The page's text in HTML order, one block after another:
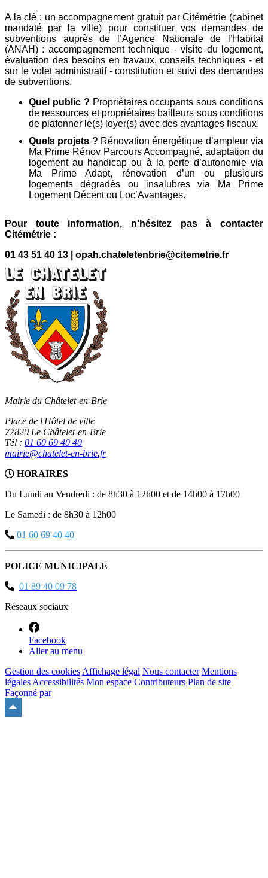
A la clé : un accompagnement gratuit par Citémétrie (cabinet
mandaté par la ville) pour constituer vos demandes de
subventions auprès de l’Agence Nationale de l’Habitat
(ANAH) : accompagnement technique - visite du logement,
évaluation des besoins en travaux, conseils techniques - et
sur le volet administratif - constitution et suivi des demandes
de subventions.
Quel public ? Propriétaires occupants sous conditions
de ressources et propriétaires bailleurs sous conditions
de plafonner le(s) loyer(s) avec des avantages fiscaux.
Quels projets ? Rénovation énergétique d’ampleur via
Ma Prime Rénov Parcours Accompagné, adaptation du
logement au handicap ou à la perte d’autonomie via
Ma Prime Adapt, rénovation d’un ou plusieurs
logements dégradés ou insalubres via Ma Prime
Logement Décent ou Loc’Avantages.
Pour toute information, n’hésitez pas à contacter
Citémétrie :
01 43 51 40 13 | opah.chateletenbrie@citemetrie.fr
Mairie du Châtelet-en-Brie
Place de l'Hôtel de ville
77820 Le Châtelet-en-Brie
Tél : 01 60 69 40 40
mairie@chatelet-en-brie.fr
HORAIRES
Du Lundi au Vendredi : de 8h30 à 12h00 et de 14h00 à 17h00
Le Samedi : de 8h30 à 12h00
01 60 69 40 40
POLICE MUNICIPALE
01 89 40 09 78
Réseaux sociaux
Facebook
Aller au menu
Gestion des cookies Affichage légal Nous contacter Mentions
légales Accessibilités Mon espace Contributeurs Plan de site
Façonné par